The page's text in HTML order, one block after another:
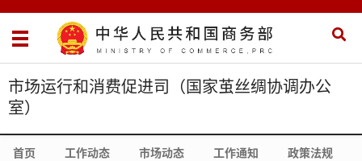
市场运行和消费促进司（国家茧丝绸协调办公
室）
首页 工作动态 市场动态 工作通知 政策法规